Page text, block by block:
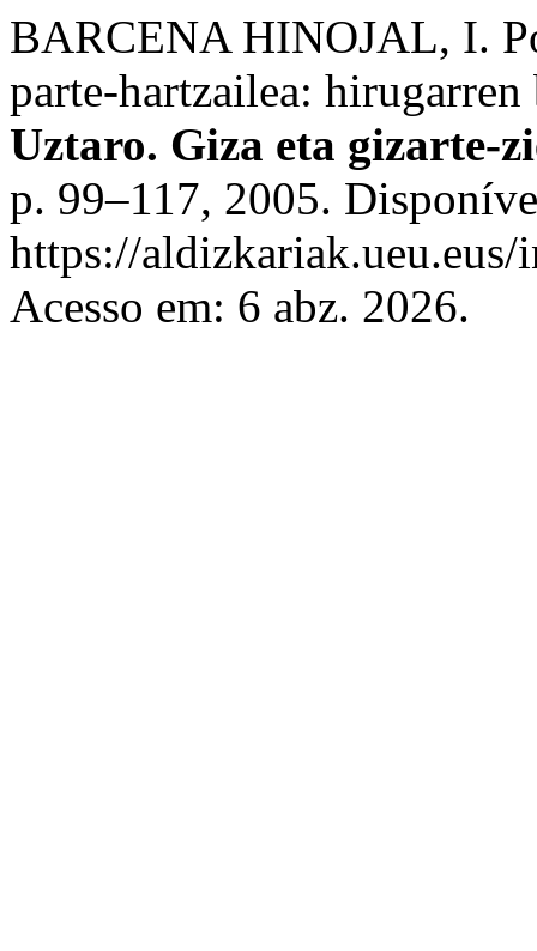
BARCENA HINOJAL, I.
parte-hartzailea:
Uztaro. Giza eta gizarte-
p. 99–117, 2005.
https://
Acesso em: 6 abz. 2026.